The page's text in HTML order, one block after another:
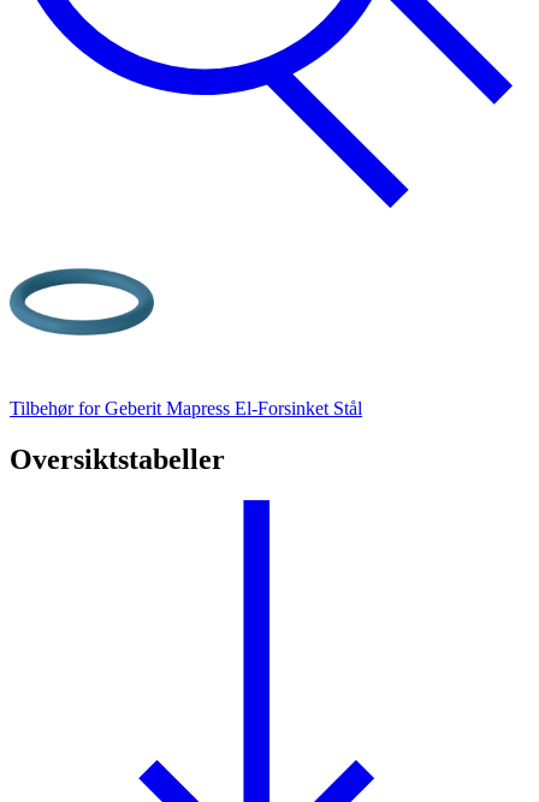
Tilbehør for Geberit Mapress El-Forsinket Stål
Oversiktstabeller